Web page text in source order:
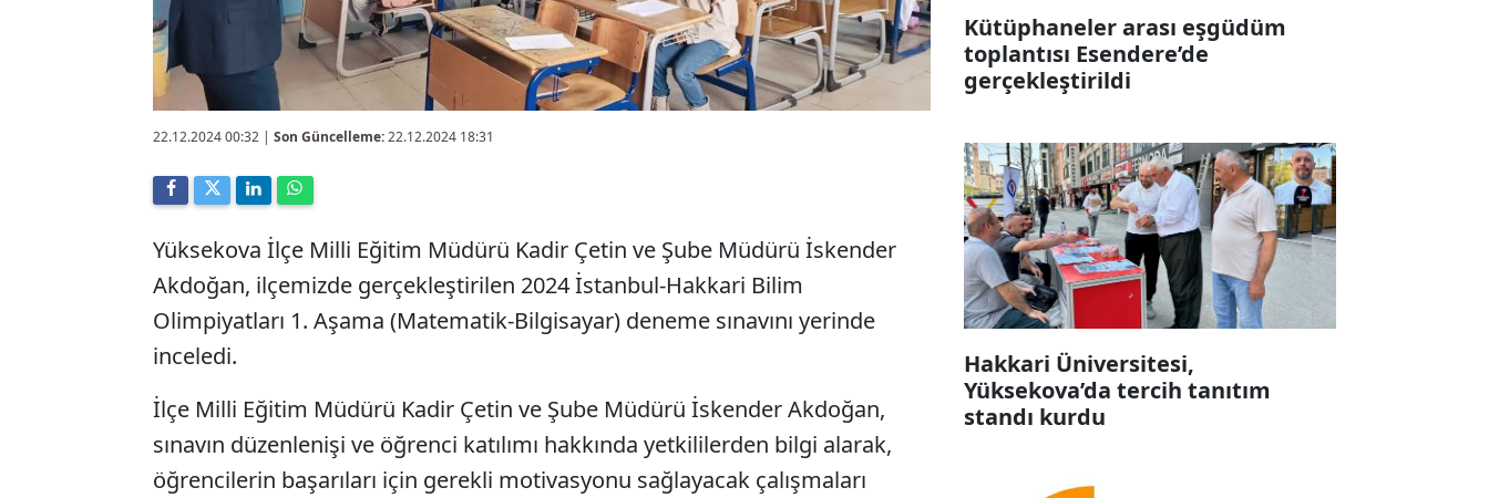
22.12.2024 00:32 | Son Güncelleme:22.12.2024 18:31
Yüksekova İlçe Milli Eğitim Müdürü Kadir Çetin ve Şube Müdürü İskender
Akdoğan, ilçemizde gerçekleştirilen 2024 İstanbul-Hakkari Bilim
Olimpiyatları 1. Aşama (Matematik-Bilgisayar) deneme sınavını yerinde
inceledi.
İlçe Milli Eğitim Müdürü Kadir Çetin ve Şube Müdürü İskender Akdoğan,
sınavın düzenlenişi ve öğrenci katılımı hakkında yetkililerden bilgi alarak,
öğrencilerin başarıları için gerekli motivasyonu sağlayacak çalışmaları
Kütüphaneler arası eşgüdüm
toplantısı Esendere’de
gerçekleştirildi
Hakkari Üniversitesi,
Yüksekova’da tercih tanıtım
standı kurdu